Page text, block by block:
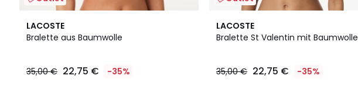
LACOSTE
Bralette aus Baumwolle
€
35,00 € 22,75 € -35%
LACOSTE
Bralette St Valentin mit Baumwolle
35,00 € 22,75 € -35%
5
/